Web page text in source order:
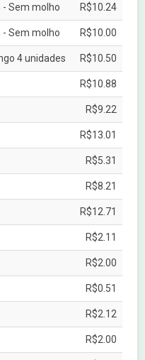
- Sem molho R$10.24
- Sem molho R$10.00
4 unidades R$10.50
R$10.88
R$9.22
R$13.01
R$5.31
R$8.21
R$12.71
R$2.11
R$2.00
R$0.51
R$2.12
R$2.00